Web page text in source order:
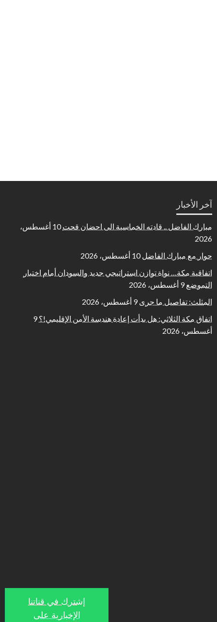
آخر الأخبار
مبارك الفاضل .. قادته الخماسية الى احضان قحت
10 أغسطس،
2026
حوار مع مبارك الفاضل 10 أغسطس، 2026
اتفاقية مكة… نواة توازن استراتيجي جديد والسودان أمام اختبار
التموضع 9 أغسطس، 2026
المثلث: تفاصيل ما جرى 9 أغسطس، 2026
اتفاق مكة الثلاثي: هل بدأت إعادة هندسة الأمن الإقليمي!؟ 9
أغسطس، 2026
إشترك في قناتنا
الإخبارية على